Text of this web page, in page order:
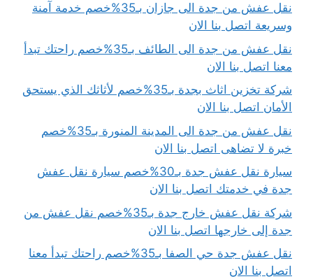
نقل عفش من جدة الى جازان بـ35%خصم خدمة آمنة
وسريعة اتصل بنا الان
نقل عفش من جدة الى الطائف بـ35%خصم راحتك تبدأ
معنا اتصل بنا الان
شركة تخزين اثاث بجدة بـ35%خصم لأثاثك الذي يستحق
الأمان اتصل بنا الان
نقل عفش من جدة الى المدينة المنورة بـ35%خصم
خبرة لا تضاهى اتصل بنا الان
سيارة نقل عفش جدة بـ30%خصم سيارة نقل عفش
جدة في خدمتك اتصل بنا الان
شركة نقل عفش خارج جدة بـ35%خصم نقل عفش من
جدة إلى خارجها اتصل بنا الان
نقل عفش جدة حي الصفا بـ35%خصم راحتك تبدأ معنا
اتصل بنا الان